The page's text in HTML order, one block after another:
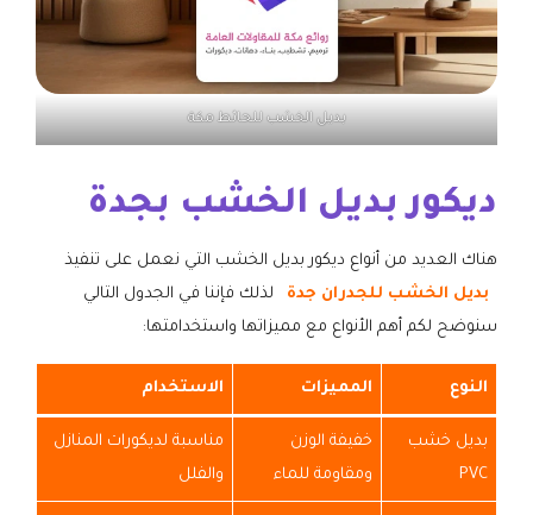
بديل الخشب للحائط مكة
ديكور بديل الخشب بجدة
هناك العديد من أنواع ديكور بديل الخشب التي نعمل على تنفيذ
بديل الخشب للجدران جدة
لذلك فإننا في الجدول التالي
سنوضح لكم أهم الأنواع مع مميزاتها واستخدامتها:
النوع المميزات الاستخدام
بديل خشب
PVC
خفيفة الوزن
ومقاومة للماء
مناسبة لديكورات المنازل
والفلل